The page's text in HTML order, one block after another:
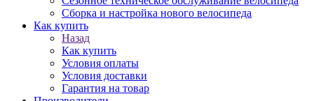
Сборка и настройка нового велосипеда
Как купить
Назад
Как купить
Условия оплаты
Условия доставки
Гарантия на товар